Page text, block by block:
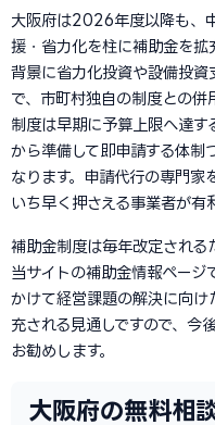
大阪府は2026年度以降も、
援・省力化を柱に補助金を拡
背景に省力化投資や設備投資
で、市町村独自の制度との併
制度は早期に予算上限へ達す
から準備して即申請する体制
なります。申請代行の専門家
いち早く押さえる事業者が有
補助金制度は毎年改定され
当サイトの補助金情報ペー
かけて経営課題の解決に向
充される見通しですので、今
お勧めします。
大阪府の無料相